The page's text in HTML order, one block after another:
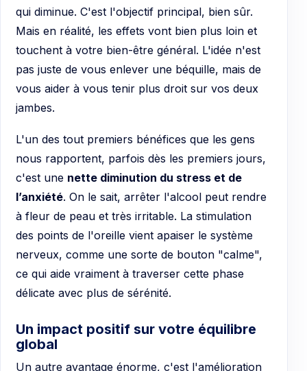
qui diminue. C'est l'objectif principal, bien sûr.
Mais en réalité, les effets vont bien plus loin et
touchent à votre bien-être général. L'idée n'est
pas juste de vous enlever une béquille, mais de
vous aider à vous tenir plus droit sur vos deux
jambes.
L'un des tout premiers bénéfices que les gens
nous rapportent, parfois dès les premiers jours,
c'est une nette diminution du stress et de
l’anxiété. On le sait, arrêter l'alcool peut rendre
à fleur de peau et très irritable. La stimulation
des points de l'oreille vient apaiser le système
nerveux, comme une sorte de bouton "calme",
ce qui aide vraiment à traverser cette phase
délicate avec plus de sérénité.
Un impact positif sur votre équilibre
global
Un autre avantage énorme, c'est l'amélioration